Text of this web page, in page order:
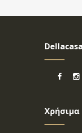
Dellacasa
Χρήσιμα